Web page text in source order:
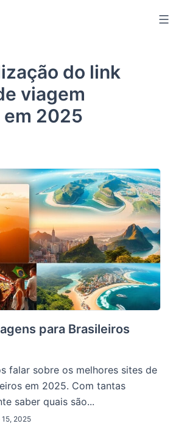
do link
viagem
2025
para Brasileiros
falar sobre os melhores sites de
em 2025. Com tantas
saber quais são...
15, 2025